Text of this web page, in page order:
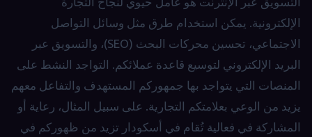
الإلكترونية. يمكن استخدام طرق مثل وسائل التواصل
الاجتماعي، تحسين محركات البحث (SEO)، والتسويق عبر
البريد الإلكتروني لتوسيع قاعدة عملائكم. التواجد النشط على
المنصات التي يتواجد بها جمهوركم المستهدف والتفاعل معهم
يزيد من الوعي بعلامتكم التجارية. على سبيل المثال، رعاية أو
المشاركة في فعالية تُقام في أسكودار تزيد من ظهوركم في